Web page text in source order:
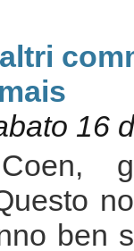
altri
16
ben